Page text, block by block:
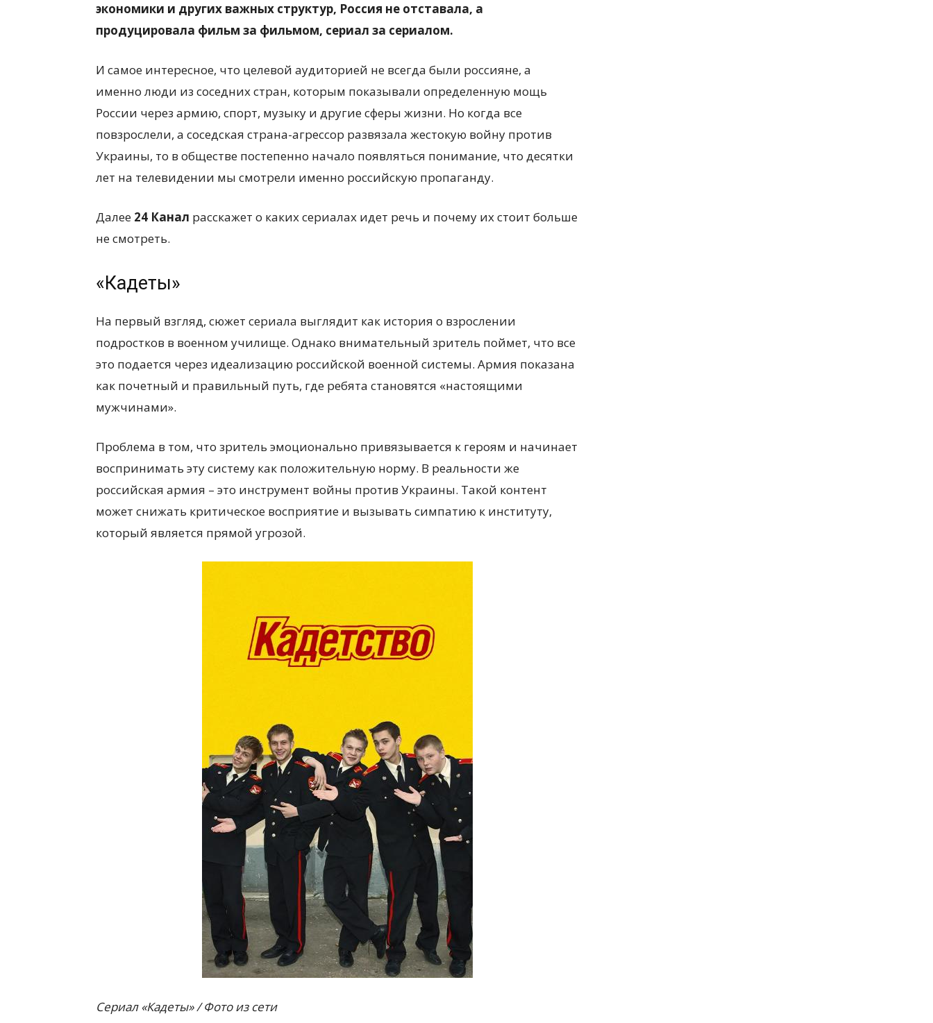
экономики и других важных структур, Россия не отставала, а
продуцировала фильм за фильмом, сериал за сериалом.
И самое интересное, что целевой аудиторией не всегда были россияне, а
именно люди из соседних стран, которым показывали определенную мощь
России через армию, спорт, музыку и другие сферы жизни. Но когда все
повзрослели, а соседская страна-агрессор развязала жестокую войну против
Украины, то в обществе постепенно начало появляться понимание, что десятки
лет на телевидении мы смотрели именно российскую пропаганду.
Далее 24 Канал расскажет о каких сериалах идет речь и почему их стоит больше
не смотреть.
«Кадеты»
На первый взгляд, сюжет сериала выглядит как история о взрослении
подростков в военном училище. Однако внимательный зритель поймет, что все
это подается через идеализацию российской военной системы. Армия показана
как почетный и правильный путь, где ребята становятся «настоящими
мужчинами».
Проблема в том, что зритель эмоционально привязывается к героям и начинает
воспринимать эту систему как положительную норму. В реальности же
российская армия – это инструмент войны против Украины. Такой контент
может снижать критическое восприятие и вызывать симпатию к институту,
который является прямой угрозой.
Сериал «Кадеты» / Фото из сети